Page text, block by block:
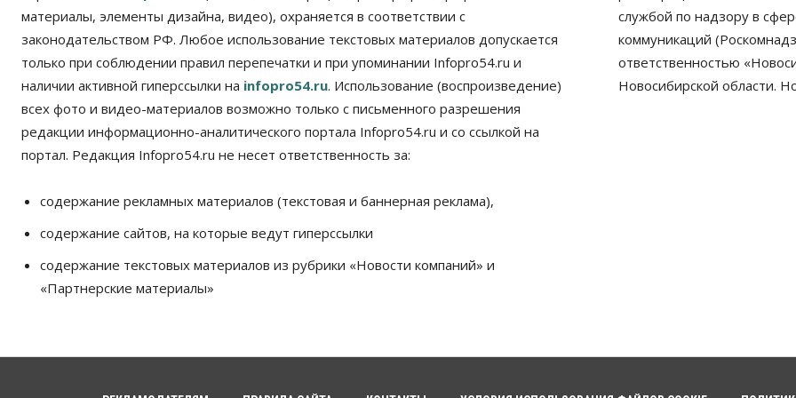
материалы, элементы дизайна, видео), охраняется в соответствии с
законодательством РФ. Любое использование текстовых материалов допускается
только при соблюдении правил перепечатки и при упоминании Infopro54.ru и
наличии активной гиперссылки на infopro54.ru. Использование (воспроизведение)
всех фото и видео-материалов возможно только с письменного разрешения
редакции информационно-аналитического портала Infopro54.ru и со ссылкой на
портал. Редакция Infopro54.ru не несет ответственность за:
содержание рекламных материалов (текстовая и баннерная реклама),
содержание сайтов, на которые ведут гиперссылки
содержание текстовых материалов из рубрики «Новости компаний» и
«Партнерские материалы»
службой по надзору в
коммуникаций
ответственностью
Новосибирской области.